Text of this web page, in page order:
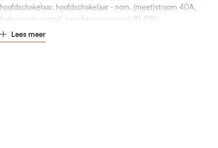
hoofdschakelaar, hoofdschakelaar - nom. (meet)stroom 40A,
behuizing kunststof, beschermingsgraad (IP) IP30,
Lees meer